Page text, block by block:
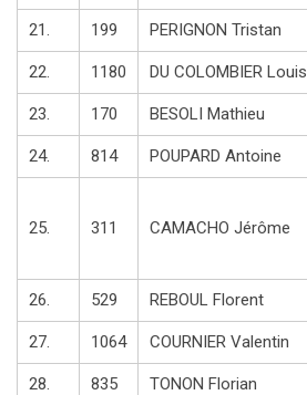
21. 199 PERIGNON Tristan
22. 1180 DU COLOMBIER Louis
23. 170 BESOLI Mathieu
24. 814 POUPARD Antoine
25. 311 CAMACHO Jérôme
26. 529 REBOUL Florent
27. 1064 COURNIER Valentin
28. 835 TONON Florian